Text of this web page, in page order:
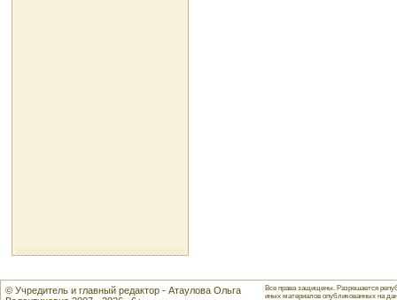
© Учредитель и главный редактор - Атаулова Ольга
Все права защищены. Разрешается
иных материалов опубликованных на